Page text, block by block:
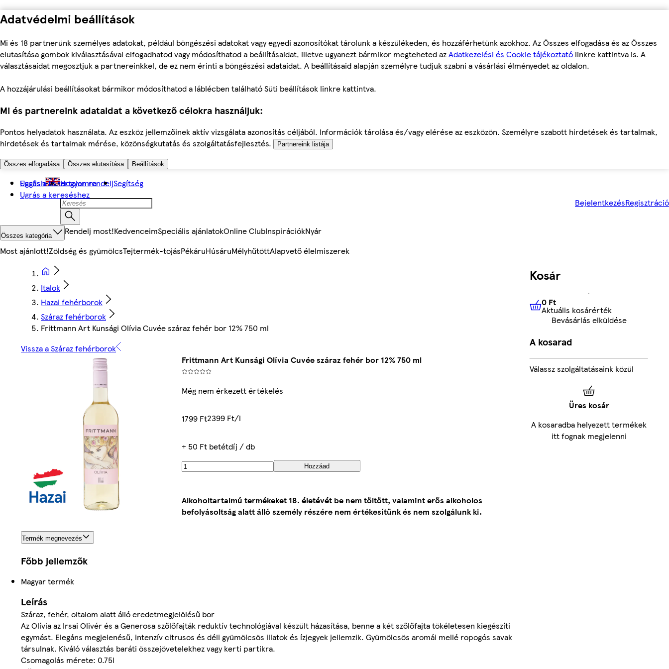
Adatvédelmi beállítások
Mi és 18 partnerünk személyes adatokat, például böngészési adatokat vagy egyedi azonosítókat tárolunk a készülékeden, és hozzáférhetünk azokhoz. Az Összes elfogadása és az Összes
elutasítása gombok kiválasztásával elfogadhatod vagy módosíthatod a beállításaidat, illetve ugyanezt bármikor megteheted azAdatkezelési és Cookie tájékoztató linkre kattintva is. A
választásaidat megosztjuk a partnereinkkel, de ez nem érinti a böngészési adataidat. A beállításaid alapján személyre tudjuk szabni a vásárlási élményedet az oldalon.
A hozzájárulási beállításokat bármikor módosíthatod a láblécben található Süti beállítások linkre kattintva.
Mi és partnereink adataidat a következő célokra használjuk:
Pontos helyadatok használata. Az eszköz jellemzőinek aktív vizsgálata azonosítás céljából. Információk tárolása és/vagy elérése az eszközön. Személyre szabott hirdetések és tartalmak,
hirdetések és tartalmak mérése, közönségkutatás és szolgáltatásfejlesztés.
Partnereink listája
Összes elfogadása Összes elutasítása Beállítások
Ugrás a fő tartalomra
Ugrás a kereséshez
English Hogyan rendeljSegítség
BejelentkezésRegisztráció
Összes kategória Rendelj most!KedvenceimSpeciális ajánlatokOnline ClubInspirációkNyár
Most ajánlott!Zöldség és gyümölcsTejtermék-tojásPékáruHúsáruMélyhűtöttAlapvető élelmiszerek
Italok
Hazai fehérborok
Száraz fehérborok
Frittmann Art Kunsági Olívia Cuvée száraz fehér bor 12% 750 ml
Vissza a Száraz fehérborok
Frittmann Art Kunsági Olívia Cuvée száraz fehér bor 12% 750 ml
Még nem érkezett értékelés
1799 Ft2399 Ft/l
+ 50 Ft betétdíj / db
Hozzáad
Alkoholtartalmú termékeket 18. életévét be nem töltött, valamint erős alkoholos
befolyásoltság alatt álló személy részére nem értékesítünk és nem szolgálunk ki.
Termék megnevezés
Főbb jellemzők
Magyar termék
Leírás
Száraz, fehér, oltalom alatt álló eredetmegjelölésű bor
Az Olívia az Irsai Olivér és a Generosa szőlőfajták reduktív technológiával készült házasítása, benne a két szőlőfajta tökéletesen kiegészíti
egymást. Elegáns megjelenésű, intenzív citrusos és déli gyümölcsös illatok és ízjegyek jellemzik. Gyümölcsös aromái mellé ropogós savak
társulnak. Kiváló választás baráti összejövetelekhez vagy kerti partikra.
Csomagolás mérete: 0.75l
Kosár
0 FtAktuális kosárérték
0 Ft
Aktuális kosárérték
Bevásárlás elküldése
A kosarad
Válassz szolgáltatásaink közül
Üres kosár
A kosaradba helyezett termékek
itt fognak megjelenni